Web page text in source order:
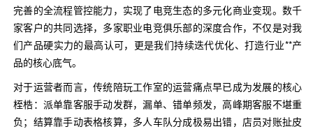
完善的全流程管控能力，实现了电竞生态的多元化商业变现。数千
家客户的共同选择，多家职业电竞俱乐部的深度合作，不仅是对我
们产品硬实力的最高认可，更是我们持续迭代优化、打造行业**产
品的核心底气。
对于运营者而言，传统陪玩工作室的运营痛点早已成为发展的核心
桎梏：派单靠客服手动发群，漏单、错单频发，高峰期客服不堪重
负；结算靠手动表格核算，多人车队分成极易出错，店员对账扯皮